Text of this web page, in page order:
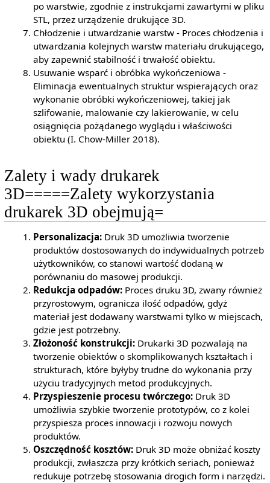
po warstwie, zgodnie z instrukcjami zawartymi w pliku
STL, przez urządzenie drukujące 3D.
Chłodzenie i utwardzanie warstw - Proces chłodzenia i
utwardzania kolejnych warstw materiału drukującego,
aby zapewnić stabilność i trwałość obiektu.
Usuwanie wsparć i obróbka wykończeniowa -
Eliminacja ewentualnych struktur wspierających oraz
wykonanie obróbki wykończeniowej, takiej jak
szlifowanie, malowanie czy lakierowanie, w celu
osiągnięcia pożądanego wyglądu i właściwości
obiektu (I. Chow-Miller 2018).
Zalety i wady drukarek
3D=====Zalety wykorzystania
drukarek 3D obejmują=
Personalizacja: Druk 3D umożliwia tworzenie
produktów dostosowanych do indywidualnych potrzeb
użytkowników, co stanowi wartość dodaną w
porównaniu do masowej produkcji.
Redukcja odpadów: Proces druku 3D, zwany również
przyrostowym, ogranicza ilość odpadów, gdyż
materiał jest dodawany warstwami tylko w miejscach,
gdzie jest potrzebny.
Złożoność konstrukcji: Drukarki 3D pozwalają na
tworzenie obiektów o skomplikowanych kształtach i
strukturach, które byłyby trudne do wykonania przy
użyciu tradycyjnych metod produkcyjnych.
Przyspieszenie procesu twórczego: Druk 3D
umożliwia szybkie tworzenie prototypów, co z kolei
przyspiesza proces innowacji i rozwoju nowych
produktów.
Oszczędność kosztów: Druk 3D może obniżać koszty
produkcji, zwłaszcza przy krótkich seriach, ponieważ
redukuje potrzebę stosowania drogich form i narzędzi.